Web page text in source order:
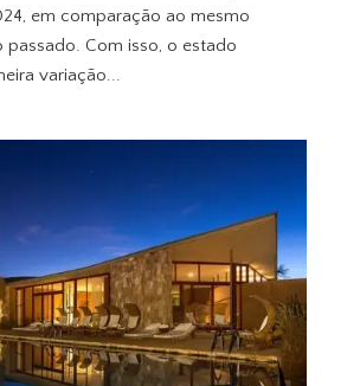
em comparação ao mesmo
passado. Com isso, o estado
variação...